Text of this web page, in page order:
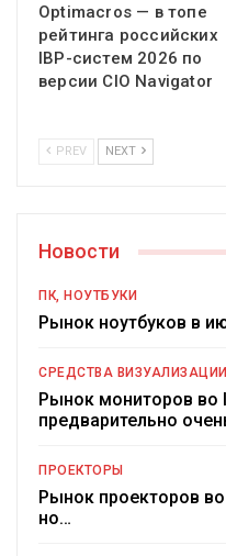
Optimacros — в топе
рейтинга российских
IBP-систем 2026 по
версии CIO Navigator
PREV NEXT
Новости
ПК, НОУТБУКИ
Рынок ноутбуков в
СРЕДСТВА ВИЗУАЛИЗАЦИИ
Рынок мониторов во
предварительно
ПРОЕКТОРЫ
Рынок проекторов
но…